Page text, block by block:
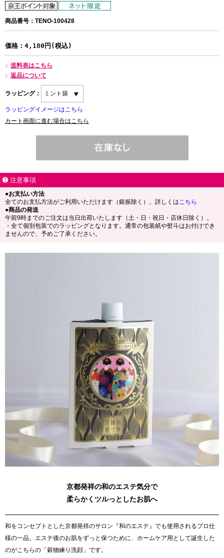
商品番号：TENO-100428
価格： 4,180円(税込)
送料表はこちら
返品について
ラッピング：
ラッピングイメージはこちら
カート画面に進む場合はこちら
注意事項
●お支払い方法
全てのお支払方法がご利用いただけます（銀振除く）。詳しくはこちら
●商品の発送
午前9時までのご注文は当日出荷いたします（土・日・祝日・店休日除く）。
・全て個別包装でのラッピングとなります。通常の包装紙や熨斗はお付けでき
ませんので、予めご了承ください。
京都発祥の和のエステ気分で
柔らかくツルっとしたお肌へ
和をコンセプトとした京都発祥のサロン『和のエステ』でも使用されるプロ仕
様の一品。エステ後のお肌をずっと保つために、ホームケア用として誕生した
のがこちらの「穀物練り洗顔」です。